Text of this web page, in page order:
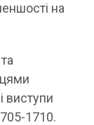
на
виступи
1710.